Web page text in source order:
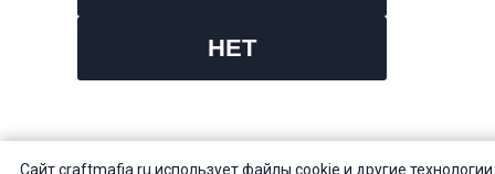
НЕТ
Сайт craftmafia.ru использует файлы cookie и другие